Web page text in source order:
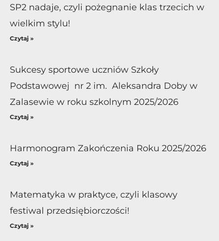
SP2 nadaje, czyli pożegnanie klas trzecich w
wielkim stylu!
Czytaj »
Sukcesy sportowe uczniów Szkoły
Podstawowej nr 2 im. Aleksandra Doby w
Zalasewie w roku szkolnym 2025/2026
Czytaj »
Harmonogram Zakończenia Roku 2025/2026
Czytaj »
Matematyka w praktyce, czyli klasowy
festiwal przedsiębiorczości!
Czytaj »